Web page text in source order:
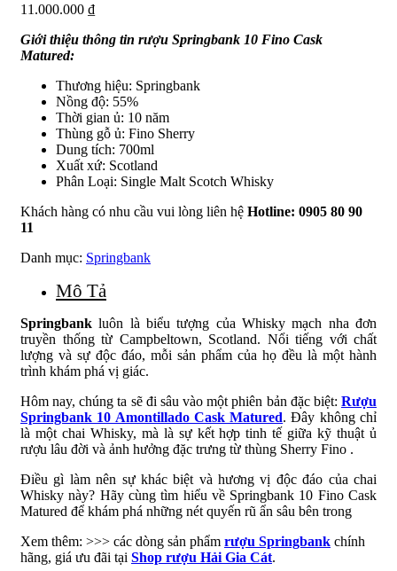
11.000.000 ₫
Giới thiệu thông tin rượu Springbank 10 Fino Cask
Matured:
Thương hiệu: Springbank
Nồng độ: 55%
Thời gian ủ: 10 năm
Thùng gỗ ủ: Fino Sherry
Dung tích: 700ml
Xuất xứ: Scotland
Phân Loại: Single Malt Scotch Whisky
Khách hàng có nhu cầu vui lòng liên hệ Hotline: 0905 80 90
11
Danh mục: Springbank
Mô Tả
Springbank luôn là biểu tượng của Whisky mạch nha đơn
truyền thống từ Campbeltown, Scotland. Nổi tiếng với chất
lượng và sự độc đáo, mỗi sản phẩm của họ đều là một hành
trình khám phá vị giác.
Hôm nay, chúng ta sẽ đi sâu vào một phiên bản đặc biệt: Rượu
Springbank 10 Amontillado Cask Matured. Đây không chỉ
là một chai Whisky, mà là sự kết hợp tinh tế giữa kỹ thuật ủ
rượu lâu đời và ảnh hưởng đặc trưng từ thùng Sherry Fino .
Điều gì làm nên sự khác biệt và hương vị độc đáo của chai
Whisky này? Hãy cùng tìm hiểu về Springbank 10 Fino Cask
Matured để khám phá những nét quyến rũ ẩn sâu bên trong
Xem thêm: >>> các dòng sản phẩm rượu Springbank chính
hãng, giá ưu đãi tại Shop rượu Hải Gia Cát.